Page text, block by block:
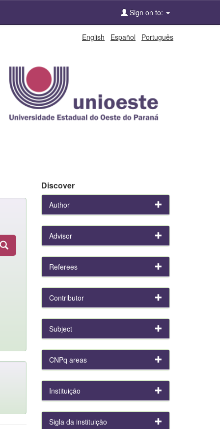
Sign on to:
English Español Português
Discover
Author
Advisor
Referees
Contributor
Subject
CNPq areas
Instituição
Sigla da instituição